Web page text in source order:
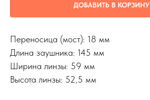
ДОБАВИТЬ В КОРЗИНУ
Переносица (мост): 18 мм
Длина заушника: 145 мм
Ширина линзы: 59 мм
Высота линзы: 52,5 мм